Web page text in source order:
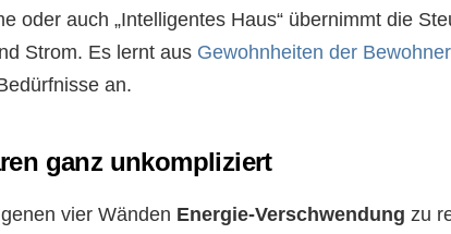
oder auch „Intelligentes Haus“ übernimmt die
Strom. Es lernt aus Gewohnheiten der Bewohner
an.
ganz unkompliziert
vier Wänden Energie-Verschwendung zu